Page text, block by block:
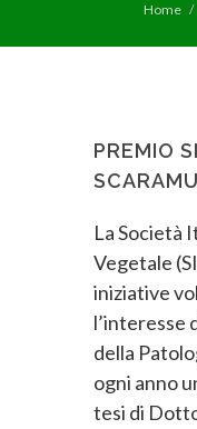
Home
PREMIO
La Società
Vegetale
iniziative
l’interesse
della
ogni anno
tesi di